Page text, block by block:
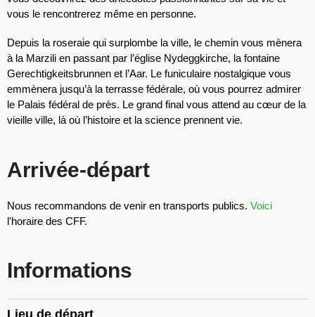
vous le rencontrerez même en personne.
Depuis la roseraie qui surplombe la ville, le chemin vous mènera
à la Marzili en passant par l’église Nydeggkirche, la fontaine
Gerechtigkeitsbrunnen et l’Aar. Le funiculaire nostalgique vous
emmènera jusqu’à la terrasse fédérale, où vous pourrez admirer
le Palais fédéral de près. Le grand final vous attend au cœur de la
vieille ville, là où l’histoire et la science prennent vie.
Arrivée-départ
Nous recommandons de venir en transports publics. Voici
l'horaire des CFF.
Informations
Lieu de départ